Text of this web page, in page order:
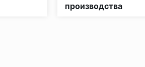
производства